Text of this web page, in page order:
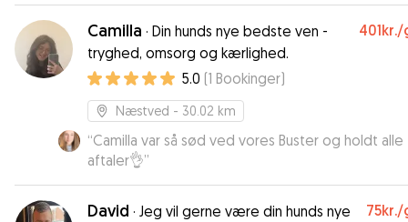
uden hund.”
Camilla · Din hunds nye bedste ven -
tryghed, omsorg og kærlighed.
401kr./
5.0 (1 Bookinger)
Næstved - 30.02 km
“Camilla var så sød ved vores Buster og holdt alle
aftaler👌”
David · Jeg vil gerne være din hunds nye
75kr./